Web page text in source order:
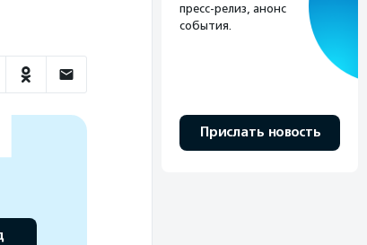
пресс-релиз, анонс
события.
Прислать новость